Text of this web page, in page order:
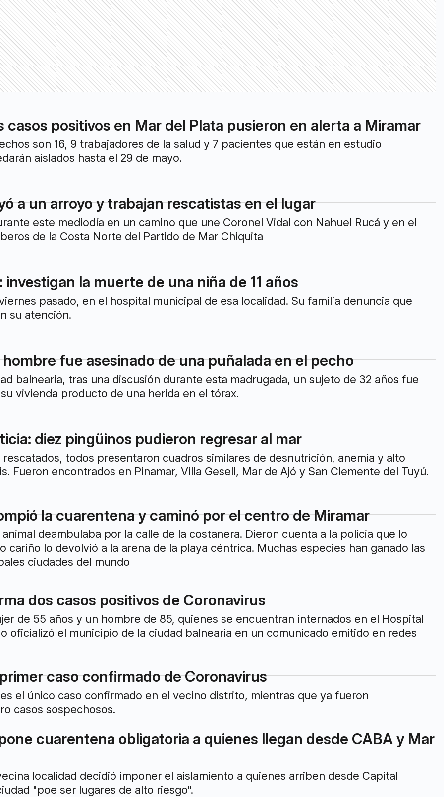
casos positivos en Mar del Plata pusieron en alerta a Miramar
son 16, 9 trabajadores de la salud y 7 pacientes que están en estudio
aislados hasta el 29 de mayo.
a un arroyo y trabajan rescatistas en el lugar
este mediodía en un camino que une Coronel Vidal con Nahuel Rucá y en el
de la Costa Norte del Partido de Mar Chiquita
investigan la muerte de una niña de 11 años
pasado, en el hospital municipal de esa localidad. Su familia denuncia que
su atención.
fue asesinado de una puñalada en el pecho
balnearia, tras una discusión durante esta madrugada, un sujeto de 32 años fue
vivienda producto de una herida en el tórax.
diez pingüinos pudieron regresar al mar
todos presentaron cuadros similares de desnutrición, anemia y alto
Fueron encontrados en Pinamar, Villa Gesell, Mar de Ajó y San Clemente del Tuyú.
la cuarentena y caminó por el centro de Miramar
deambulaba por la calle de la costanera. Dieron cuenta a la policia que lo
cariño lo devolvió a la arena de la playa céntrica. Muchas especies han ganado las
ciudades del mundo
dos casos positivos de Coronavirus
de 55 años y un hombre de 85, quienes se encuentran internados en el Hospital
oficializó el municipio de la ciudad balnearia en un comunicado emitido en redes
caso confirmado de Coronavirus
el único caso confirmado en el vecino distrito, mientras que ya fueron
casos sospechosos.
cuarentena obligatoria a quienes llegan desde CABA y Mar
localidad decidió imponer el aislamiento a quienes arriben desde Capital
"poe ser lugares de alto riesgo".